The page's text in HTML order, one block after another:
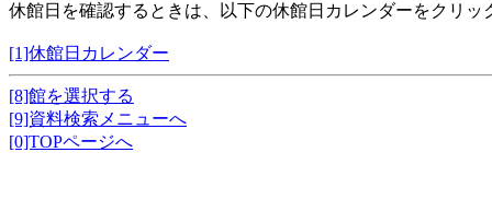
休館日を確認するときは、以下の休館日カレンダーをクリッ
[1]休館日カレンダー
[8]館を選択する
[9]資料検索メニューへ
[0]TOPページへ